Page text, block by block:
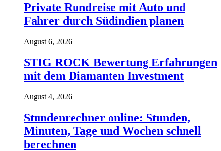
Private Rundreise mit Auto und
Fahrer durch Südindien planen
August 6, 2026
STIG ROCK Bewertung Erfahrungen
mit dem Diamanten Investment
August 4, 2026
Stundenrechner online: Stunden,
Minuten, Tage und Wochen schnell
berechnen